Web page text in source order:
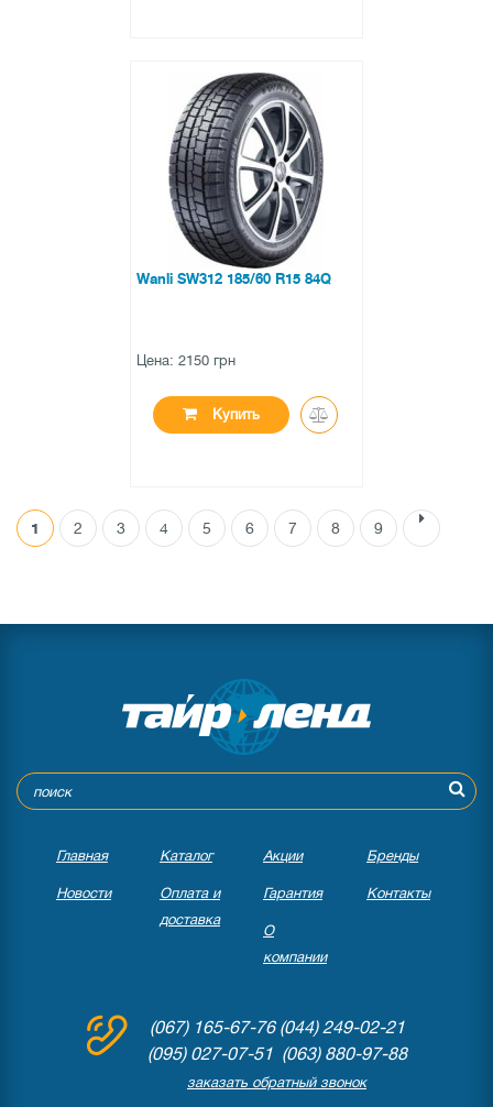
в наличии
0 отзывов
Wanli SW312 185/60 R15 84Q
Цена: 2150 грн
Купить
●в наличии
1 2 3 4 5 6 7 8 9
Главная Каталог Акции Бренды
Новости
Оплата и
доставка
Гарантия Контакты
О
компании
(067) 165-67-76(044) 249-02-21
(095) 027-07-51 (063) 880-97-88
заказать обратный звонок